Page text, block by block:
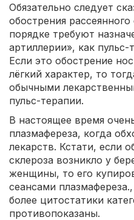
Обязательно следует
обострения
порядке требуют
артиллерии», как
Если это обострение
лёгкий характер, то
обычными
пульс-терапии.
В настоящее время
плазмафереза, когда
лекарств. Кстати, если
склероза возникло у
женщины, то его
сеансами
более цитостатики
противопоказаны.